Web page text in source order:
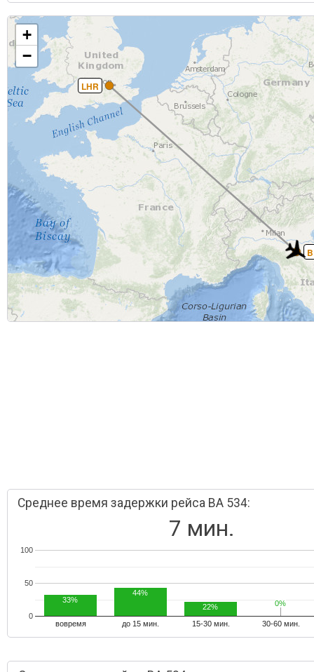
LHR
+
−
Среднее время задержки рейса BA 534:
7 мин.
вовремя до 15 мин. 15-30 мин. 30-60 мин.
0
50
100
33%
44%
22%
0%
0%